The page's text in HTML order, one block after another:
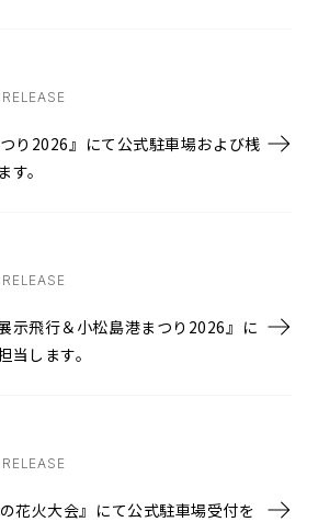
り2026』にて公式駐車場および桟
。
示飛行＆小松島港まつり2026』に
当します。
花火大会』にて公式駐車場受付を